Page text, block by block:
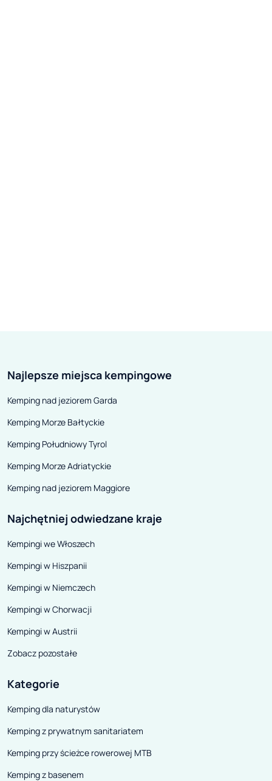
Najlepsze miejsca kempingowe
Kemping nad jeziorem Garda
Kemping Morze Bałtyckie
Kemping Południowy Tyrol
Kemping Morze Adriatyckie
Kemping nad jeziorem Maggiore
Najchętniej odwiedzane kraje
Kempingi we Włoszech
Kempingi w Hiszpanii
Kempingi w Niemczech
Kempingi w Chorwacji
Kempingi w Austrii
Zobacz pozostałe
Kategorie
Kemping dla naturystów
Kemping z prywatnym sanitariatem
Kemping przy ścieżce rowerowej MTB
Kemping z basenem